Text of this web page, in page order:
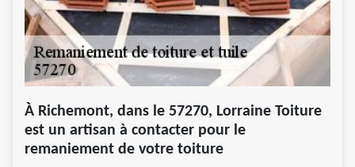
À Richemont, dans le 57270, Lorraine Toiture
est un artisan à contacter pour le
remaniement de votre toiture